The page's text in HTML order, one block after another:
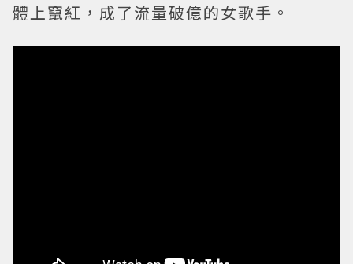
體上竄紅，成了流量破億的女歌手。